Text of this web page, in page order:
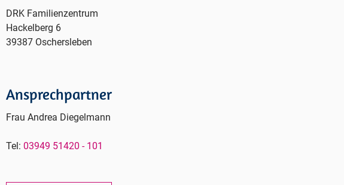
DRK Familienzentrum
Hackelberg 6
39387 Oschersleben
Ansprechpartner
Frau Andrea Diegelmann
Tel:03949 51420 - 101